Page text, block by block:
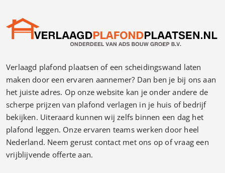
Verlaagd plafond plaatsen of een scheidingswand laten
maken door een ervaren aannemer? Dan ben je bij ons aan
het juiste adres. Op onze website kan je onder andere de
scherpe prijzen van plafond verlagen in je huis of bedrijf
bekijken. Uiteraard kunnen wij zelfs binnen een dag het
plafond leggen. Onze ervaren teams werken door heel
Nederland. Neem gerust contact met ons op of vraag een
vrijblijvende offerte aan.